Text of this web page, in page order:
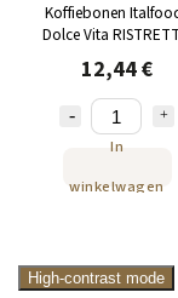
Koffiebonen
Dolce Vita
1kg
12,44 €
In
winkelwagen
High-contrast mode